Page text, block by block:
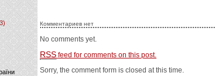
Комментариев нет
No comments yet.
RSS feed for comments on this post.
Sorry, the comment form is closed at this time.